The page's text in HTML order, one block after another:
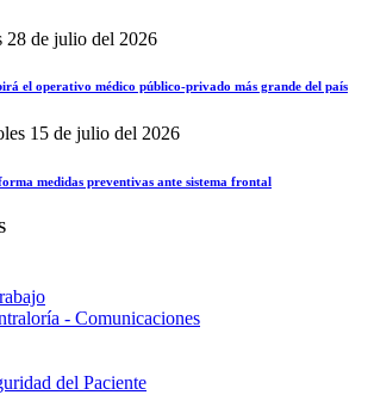
28 de julio del 2026
el operativo médico público-privado más grande del país
15 de julio del 2026
medidas preventivas ante sistema frontal
- Comunicaciones
del Paciente